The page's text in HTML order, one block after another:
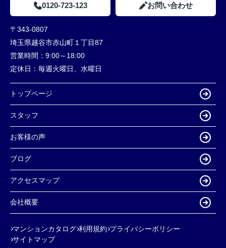
0120-723-123 お問い合わせ
〒343-0807
埼玉県越谷市赤山町１丁目87
営業時間： 9:00～18:00
定休日： 毎週火曜日、水曜日
トップページ
スタッフ
お客様の声
ブログ
アクセスマップ
会社概要
マンションカタログ 利用規約 プライバシーポリシー
サイトマップ